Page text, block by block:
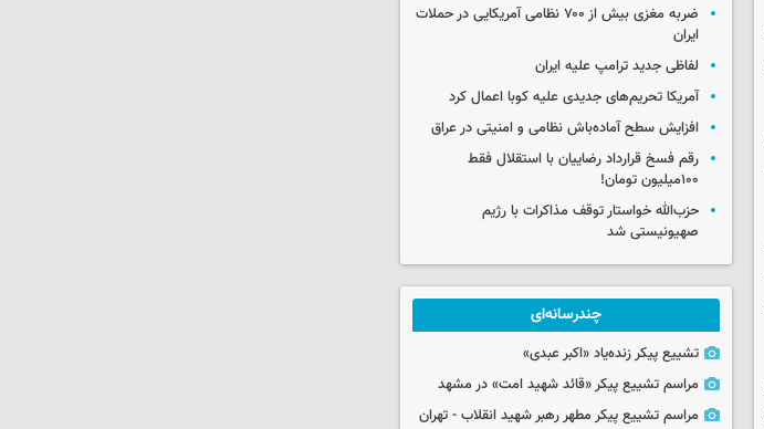
ضربه مغزی بیش از ۷۰۰ نظامی آمریکایی در حملات
ایران
لفاظی جدید ترامپ علیه ایران
آمریکا تحریم‌های جدیدی علیه کوبا اعمال کرد
افزایش سطح آماده‌باش نظامی و امنیتی در عراق
رقم فسخ قرارداد رضاییان با استقلال فقط
۱۰۰میلیون تومان!
حزب‌الله خواستار توقف مذاکرات با رژیم
صهیونیستی شد
چندرسانه‌ای
تشییع پیکر زنده‌یاد «اکبر عبدی»
مراسم تشییع پیکر «قائد شهید امت» در مشهد
مراسم تشییع پیکر مطهر رهبر شهید انقلاب - تهران